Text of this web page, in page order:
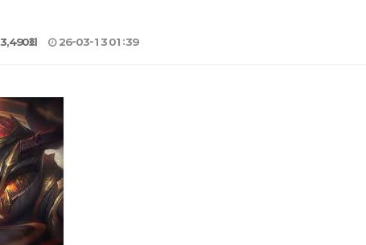
3,490회 26-03-13 01:39